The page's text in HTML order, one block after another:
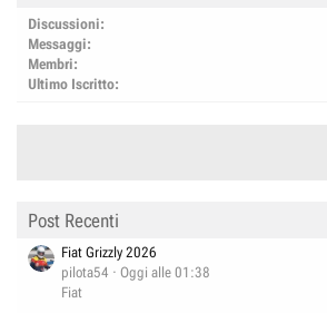
Discussioni
Messaggi
Membri
Ultimo Iscritto
Post Recenti
Fiat Grizzly 2026
pilota54
Oggi alle 01:38
Fiat